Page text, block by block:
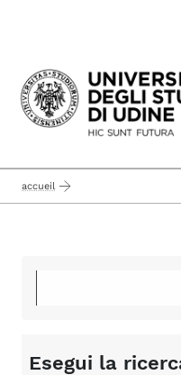
Passa al
accueil
Esegui la